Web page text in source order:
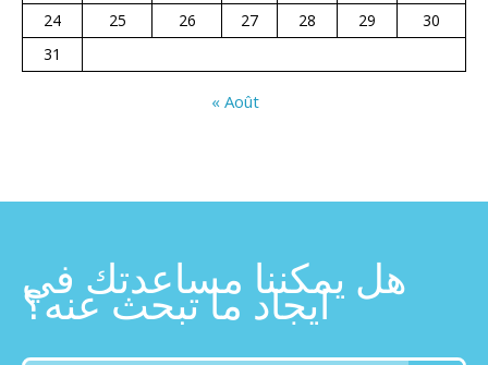
24
25 26 27 28 29
30
31
« Août
هل يمكننا مساعدتك في
ايجاد ما تبحث عنه؟